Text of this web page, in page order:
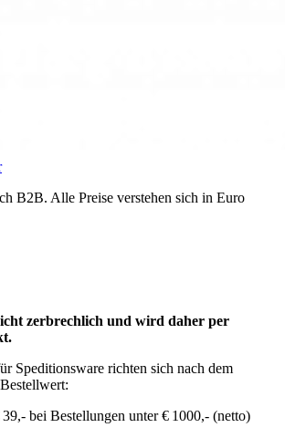
B2B. Alle Preise verstehen sich in Euro
zerbrechlich und wird daher per
Speditionsware richten sich nach dem
39,- bei Bestellungen unter € 1000,- (netto)